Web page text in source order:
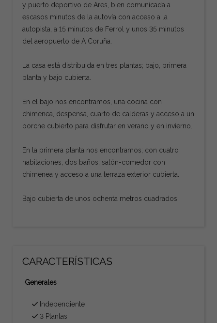
y puerto deportivo de Ares, bien comunicada a
escasos minutos de la autovía con acceso a la
autopista, a 15 minutos de Ferrol y unos 35 minutos
del aeropuerto de A Coruña.
La casa está distribuida en tres plantas; bajo, primera
planta y bajo cubierta.
En el bajo nos encontramos, una cocina con
chimenea, despensa, cuarto de calderas y acceso a un
porche cubierto para disfrutar en verano y en invierno.
En la primera planta nos encontramos; con cuatro
habitaciones, dos baños, salón-comedor con
chimenea y acceso a una terraza exterior cubierta.
Bajo cubierta de unos ochenta metros cuadrados.
CARACTERÍSTICAS
Generales
Independiente
3 Plantas